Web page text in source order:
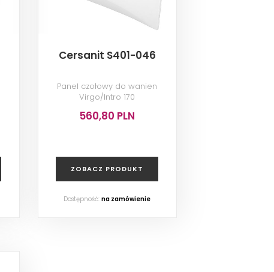
Cersanit S401-046
Panel czołowy do wanien
Virgo/Intro 170
560,80 PLN
ZOBACZ PRODUKT
Dostępność:na zamówienie